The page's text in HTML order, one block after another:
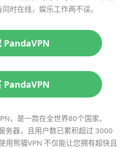
时在线，娱乐工作两不误。
PandaVPN
PandaVPN
，是一款在全世界80个国家、
务器，且用户数已累积超过 3000
用熊猫VPN 不仅能让您拥有超快且